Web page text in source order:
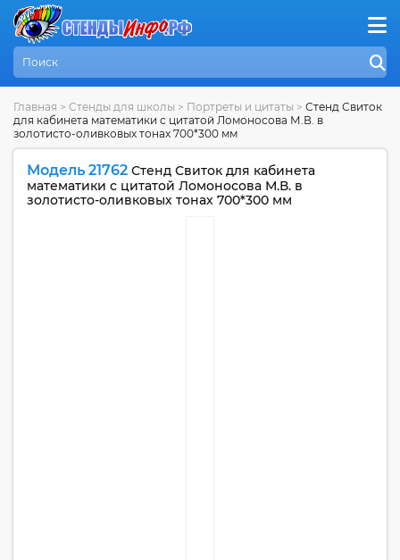
Главная > Стенды для школы > Портреты и цитаты > Стенд Свиток
для кабинета математики с цитатой Ломоносова М.В. в
золотисто-оливковых тонах 700*300 мм
Модель 21762 Стенд Свиток для кабинета
математики с цитатой Ломоносова М.В. в
золотисто-оливковых тонах 700*300 мм